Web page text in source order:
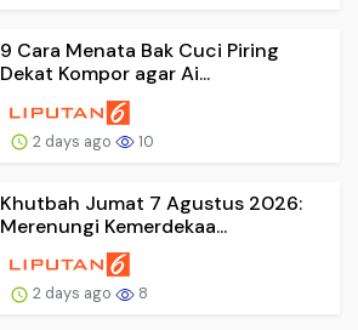
9 Cara Menata Bak Cuci Piring
Dekat Kompor agar Ai...
2 days ago 10
Khutbah Jumat 7 Agustus 2026:
Merenungi Kemerdekaa...
2 days ago 8